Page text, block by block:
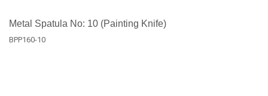
Metal Spatula No: 10 (Painting Knife)
BPP160-10